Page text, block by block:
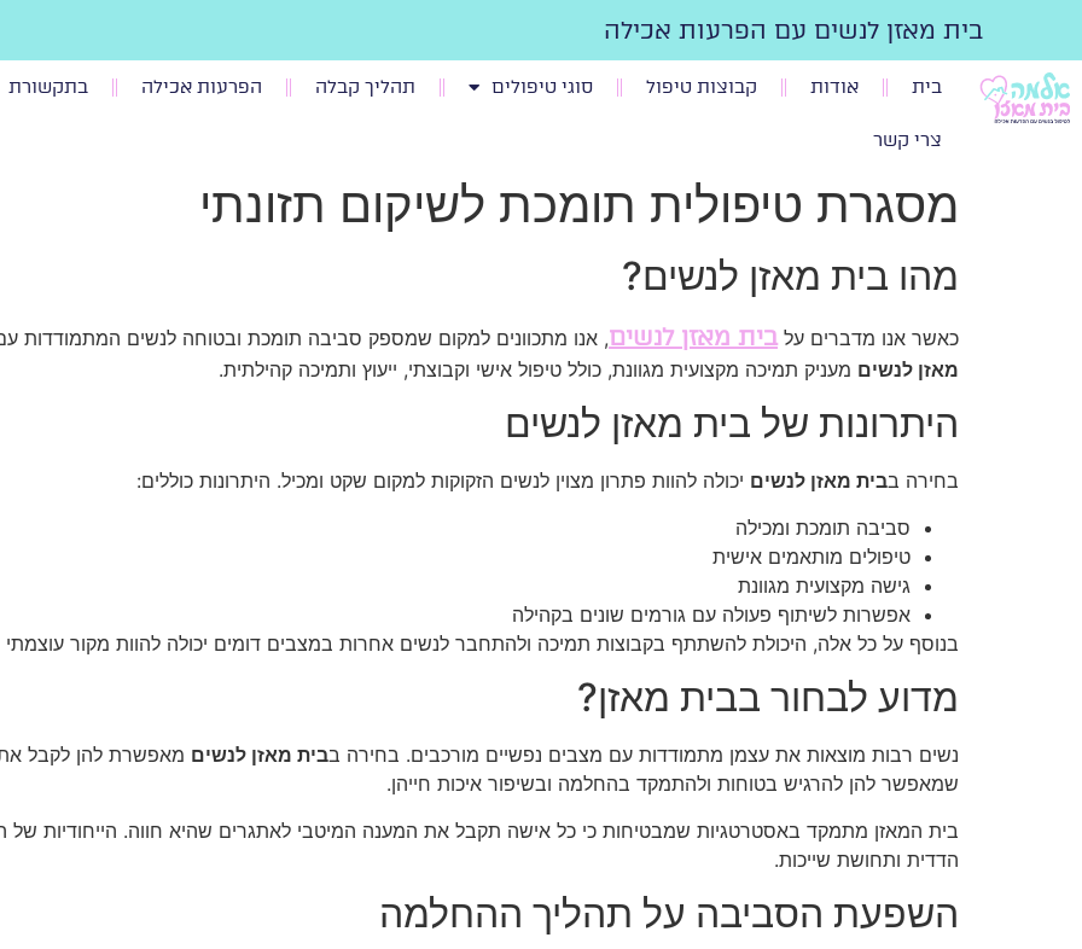
בית מאזן לנשים עם הפרעות אכילה
בית אודות קבוצות טיפול סוגי טיפולים תהליך קבלה הפרעות אכילה בתקשורת
צרי קשר
מסגרת טיפולית תומכת לשיקום תזונתי
מהו בית מאזן לנשים?
כאשר אנו מדברים עלבית מאזן לנשים, אנו מתכוונים למקום שמספק סביבה תומכת ובטוחה לנשים המתמודדות
מאזן לנשים מעניק תמיכה מקצועית מגוונת, כולל טיפול אישי וקבוצתי, ייעוץ ותמיכה קהילתית.
היתרונות של בית מאזן לנשים
בחירה בבית מאזן לנשים יכולה להוות פתרון מצוין לנשים הזקוקות למקום שקט ומכיל. היתרונות כוללים:
סביבה תומכת ומכילה
טיפולים מותאמים אישית
גישה מקצועית מגוונת
אפשרות לשיתוף פעולה עם גורמים שונים בקהילה
בנוסף על כל אלה, היכולת להשתתף בקבוצות תמיכה ולהתחבר לנשים אחרות במצבים דומים יכולה להוות מקור עוצמתי
מדוע לבחור בבית מאזן?
נשים רבות מוצאות את עצמן מתמודדות עם מצבים נפשיים מורכבים. בחירה בבית מאזן לנשים מאפשרת להן לקבל
שמאפשר להן להרגיש בטוחות ולהתמקד בהחלמה ובשיפור איכות חייהן.
בית המאזן מתמקד באסטרטגיות שמבטיחות כי כל אישה תקבל את המענה המיטבי לאתגרים שהיא חווה. הייחודיות
הדדית ותחושת שייכות.
השפעת הסביבה על תהליך ההחלמה